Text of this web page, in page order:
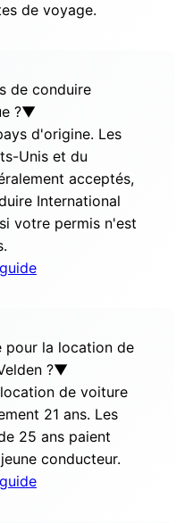
de voyage.
de conduire
?▼
d'origine. Les
Unis et du
acceptés,
International
votre permis n'est
pour la location de
?▼
de voiture
21 ans. Les
25 ans paient
conducteur.